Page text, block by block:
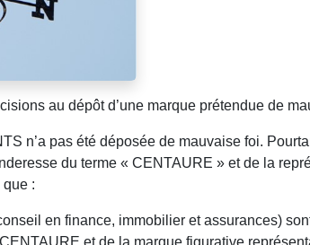
au dépôt d’une marque prétendue de
n’a pas été déposée de mauvaise foi.
du terme « CENTAURE » et de la
:
en finance, immobilier et assurances)
et de la marque figurative